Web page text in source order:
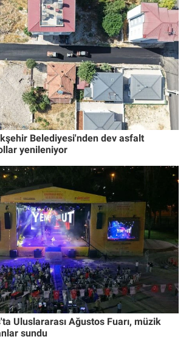
Belediyesi'nden dev asfalt
yenileniyor
Uluslararası Ağustos Fuarı, müzik
sundu